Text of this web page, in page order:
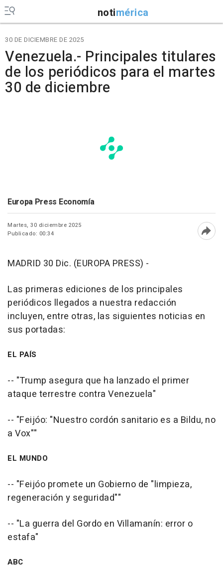
notimérica
30 DE DICIEMBRE DE 2025
Venezuela.- Principales titulares
de los periódicos para el martes
30 de diciembre
Europa Press Economía
Martes, 30 diciembre 2025
Publicado: 00:34
MADRID 30 Dic. (EUROPA PRESS) -
Las primeras ediciones de los principales
periódicos llegados a nuestra redacción
incluyen, entre otras, las siguientes noticias en
sus portadas:
EL PAÍS
-- "Trump asegura que ha lanzado el primer
ataque terrestre contra Venezuela"
-- "Feijóo: "Nuestro cordón sanitario es a Bildu, no
a Vox""
EL MUNDO
-- "Feijóo promete un Gobierno de "limpieza,
regeneración y seguridad""
-- "La guerra del Gordo en Villamanín: error o
estafa"
ABC